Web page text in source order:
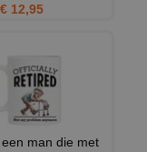
€ 12,95
man die met